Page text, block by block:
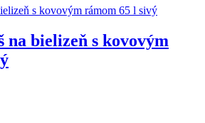
na bielizeň s kovovým